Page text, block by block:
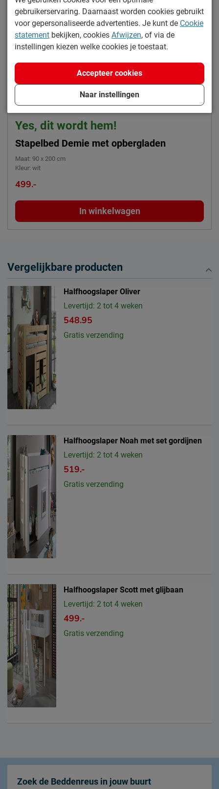
Materiaal grenen
Goed om te weten
Onderhoud
afnemen met een vochtig
2 jaar garantie volgens CBW
niet inbegrepen
Duurzaamheid
Duurzaam
Leveranciersinformatie
Naam
info@beddenreus.nl
Yes, dit wordt hem!
Stapelbed Demie met opbergladen
Maat: 90 x 200 cm
Kleur: wit
499.-
In winkelwagen
Vergelijkbare producten
Halfhoogslaper Oliver
Levertijd: 2 tot 4 weken
548.95
Gratis verzending
Halfhoogslaper Noah met set gordijnen
Levertijd: 2 tot 4 weken
519.-
Gratis verzending
Halfhoogslaper Scott met glijbaan
Levertijd: 2 tot 4 weken
499.-
Gratis verzending
Zoek de Beddenreus in jouw buurt
gebruikerservaring. Daarnaast worden cookies gebruikt
voor gepersonaliseerde advertenties. Je kunt de Cookie
statement bekijken, cookies Afwijzen, of via de
instellingen kiezen welke cookies je toestaat.
Naar instellingen
Accepteer cookies